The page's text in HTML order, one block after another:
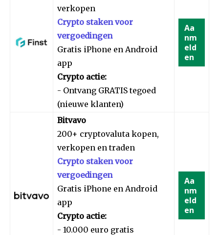
verkopen
Crypto staken voor
vergoedingen
Gratis iPhone en Android
app
Crypto actie:
- Ontvang GRATIS tegoed
(nieuwe klanten)
Aa
nm
eld
en
Bitvavo
200+ cryptovaluta kopen,
verkopen en traden
Crypto staken voor
vergoedingen
Gratis iPhone en Android
app
Crypto actie:
- 10.000 euro gratis
Aa
nm
eld
en